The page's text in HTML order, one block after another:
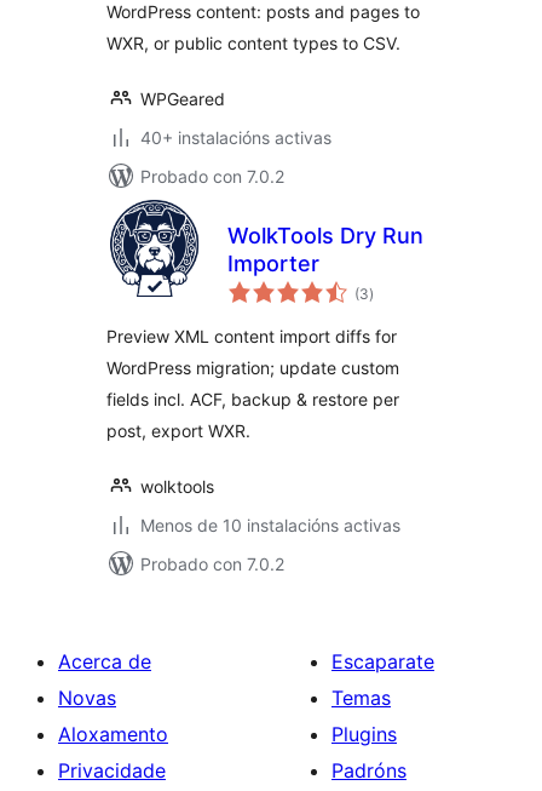
WordPress content: posts and pages to
WXR, or public content types to CSV.
WPGeared
40+ instalacións activas
Probado con 7.0.2
WolkTools Dry Run
Importer
(3valoracións
totais
)
Preview XML content import diffs for
WordPress migration; update custom
fields incl. ACF, backup & restore per
post, export WXR.
wolktools
Menos de 10 instalacións activas
Probado con 7.0.2
Acerca de
Novas
Aloxamento
Privacidade
Escaparate
Temas
Plugins
Padróns